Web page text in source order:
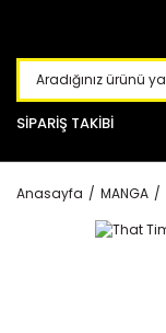
SİPARİŞ TAKİBİ
Anasayfa MANGA